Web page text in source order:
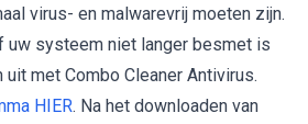
virus- en malwarevrij moeten zijn.
uw systeem niet langer besmet is
met Combo Cleaner Antivirus.
HIER. Na het downloaden van